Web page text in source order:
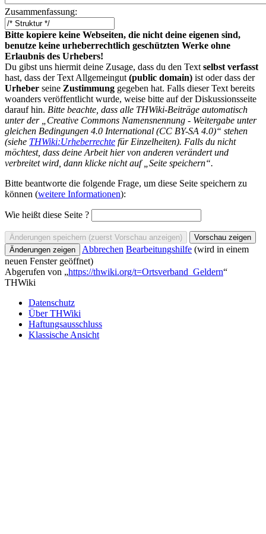
Zusammenfassung:
Bitte kopiere keine Webseiten, die nicht deine eigenen sind,
benutze keine urheberrechtlich geschützten Werke ohne
Erlaubnis des Urhebers!
Du gibst uns hiermit deine Zusage, dass du den Text selbst verfasst
hast, dass der Text Allgemeingut (public domain) ist oder dass der
Urheber seine Zustimmung gegeben hat. Falls dieser Text bereits
woanders veröffentlicht wurde, weise bitte auf der Diskussionsseite
darauf hin. Bitte beachte, dass alle THWiki-Beiträge automatisch
unter der „Creative Commons Namensnennung - Weitergabe unter
gleichen Bedingungen 4.0 International (CC BY-SA 4.0)“ stehen
(siehe THWiki:Urheberrechte für Einzelheiten). Falls du nicht
möchtest, dass deine Arbeit hier von anderen verändert und
verbreitet wird, dann klicke nicht auf „Seite speichern“.
Bitte beantworte die folgende Frage, um diese Seite speichern zu
können (weitere Informationen):
Wie heißt diese Seite ?
Abbrechen Bearbeitungshilfe (wird in einem
neuen Fenster geöffnet)
Abgerufen von „https://thwiki.org/t=Ortsverband_Geldern“
THWiki
Datenschutz
Über THWiki
Haftungsausschluss
Klassische Ansicht